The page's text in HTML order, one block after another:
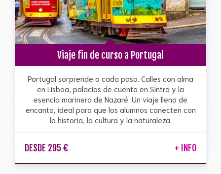
Viaje fin de curso a Portugal
Portugal sorprende a cada paso. Calles con alma
en Lisboa, palacios de cuento en Sintra y la
esencia marinera de Nazaré. Un viaje lleno de
encanto, ideal para que los alumnos conecten con
la historia, la cultura y la naturaleza.
DESDE 295 € + INFO